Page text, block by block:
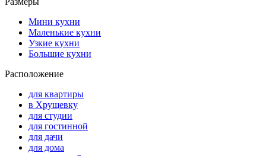
Мини кухни
Маленькие кухни
Узкие кухни
Большие кухни
Расположение
для квартиры
в Хрущевку
для студии
для гостинной
для дачи
для дома